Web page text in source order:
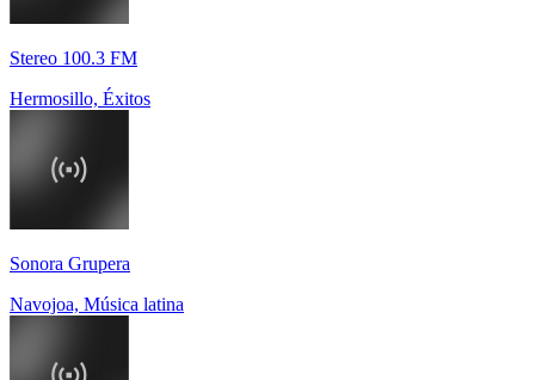
Stereo 100.3 FM
Hermosillo, Éxitos
Sonora Grupera
Navojoa, Música latina